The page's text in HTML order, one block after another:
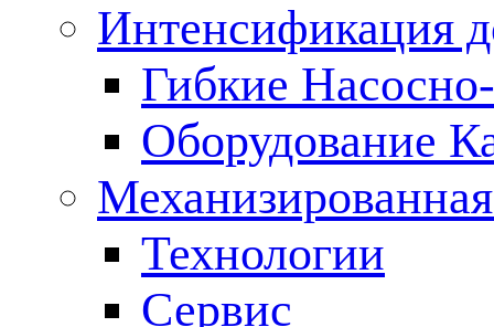
Интенсификация
Гибкие
Оборудование
Технологии
Сервис